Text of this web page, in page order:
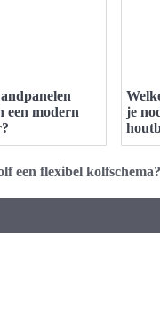
een modern
je
een flexibel kolfschema?